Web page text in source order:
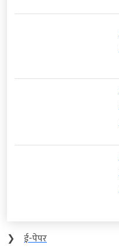
❯
ई-पेपर